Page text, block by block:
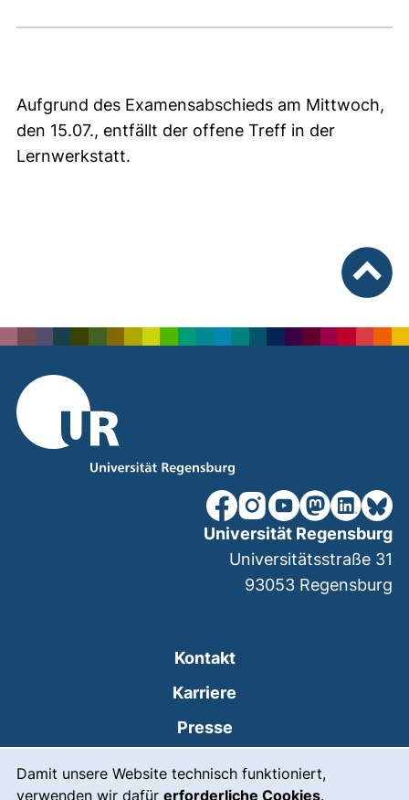
Damit unsere Website technisch funktioniert,
verwenden wir dafür erforderliche Cookies.
Aufgrund des Examensabschieds am Mittwoch,
den 15.07., entfällt der offene Treff in der
Lernwerkstatt.
unsere Facebook-Seite
unsere Instagram-
unsere YouTube-
unsereunsere
Kontakt
Karriere
Presse
Universität Regensburg
Universitätsstraße 31
93053 Regensburg